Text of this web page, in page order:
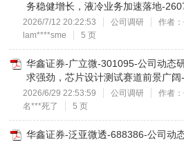
务稳健增长，液冷业务加速落地-
2026/7/12 20:22:53 公司调研 作者
lam****sme
5 页
华鑫证券-广立微-301095-公司动态
求强劲，芯片设计测试赛道前景广
2026/6/29 22:53:59 公司调研 作者
名***死了
5 页
华鑫证券-泛亚微透-688386-公司动